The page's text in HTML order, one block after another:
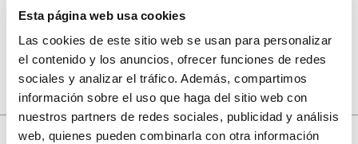
Esta página web usa cookies
Las cookies de este sitio web se usan para personalizar
el contenido y los anuncios, ofrecer funciones de redes
sociales y analizar el tráfico. Además, compartimos
información sobre el uso que haga del sitio web con
nuestros partners de redes sociales, publicidad y análisis
web, quienes pueden combinarla con otra información